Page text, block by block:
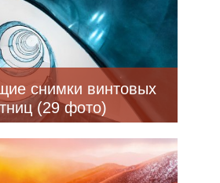
снимки винтовых
(29 фото)